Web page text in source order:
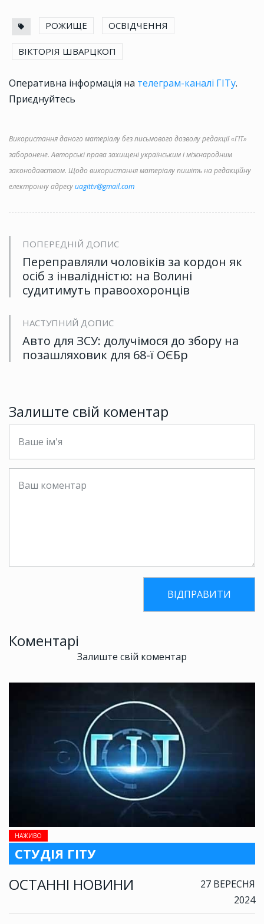
НАЖИВО
СТУДІЯ ГІТУ
ОСТАННІ НОВИНИ
27 ВЕРЕСНЯ
2024
РОЖИЩЕ ОСВІДЧЕННЯ
ВІКТОРІЯ ШВАРЦКОП
Оперативна інформація на телеграм-каналі ГІТу.
Приєднуйтесь
Використання даного матеріалу без письмового дозволу редакції «ГІТ»
заборонене. Авторські права захищені українським і міжнародним
законодавством. Щодо використання матеріалу пишіть на редакційну
електронну адресуuagittv@gmail.com
ПОПЕРЕДНІЙ ДОПИС
Переправляли чоловіків за кордон як
осіб з інвалідністю: на Волині
судитимуть правоохоронців
НАСТУПНИЙ ДОПИС
Авто для ЗСУ: долучімося до збору на
позашляховик для 68-ї ОЄБр
Залиште свій коментар
Коментарі
Залиште свій коментар